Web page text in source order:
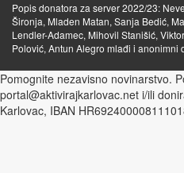
Popis donatora za server 2022/23:
Šironja, Mladen Matan, Sanja Bedić,
Lendler-Adamec, Mihovil Stanišić,
Polović, Antun Alegro mlađi i anonimni
Pomognite nezavisno novinarstvo.
portal@aktivirajkarlovac.net i/ili
Karlovac, IBAN